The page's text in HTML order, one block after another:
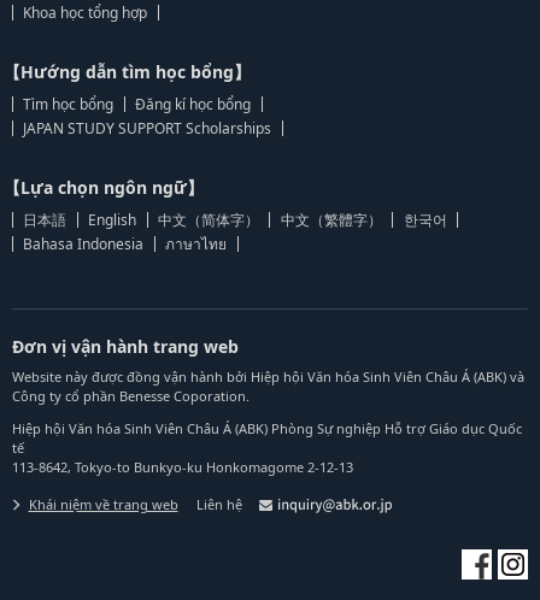
Khoa học tổng hợp
【Hướng dẫn tìm học bổng】
Tìm học bổng
Đăng kí học bổng
JAPAN STUDY SUPPORT Scholarships
【Lựa chọn ngôn ngữ】
日本語 English 中文（简体字） 中文（繁體字）
한국어
Bahasa Indonesia
ภาษาไทย
Đơn vị vận hành trang web
Website này được đồng vận hành bởi Hiệp hội Văn hóa Sinh Viên Châu Á (ABK) và
Công ty cổ phần Benesse Coporation.
Hiệp hội Văn hóa Sinh Viên Châu Á (ABK) Phòng Sự nghiệp Hỗ trợ Giáo dục Quốc
tế
113-8642, Tokyo-to Bunkyo-ku Honkomagome 2-12-13
Khái niệm về trang web Liên hệ